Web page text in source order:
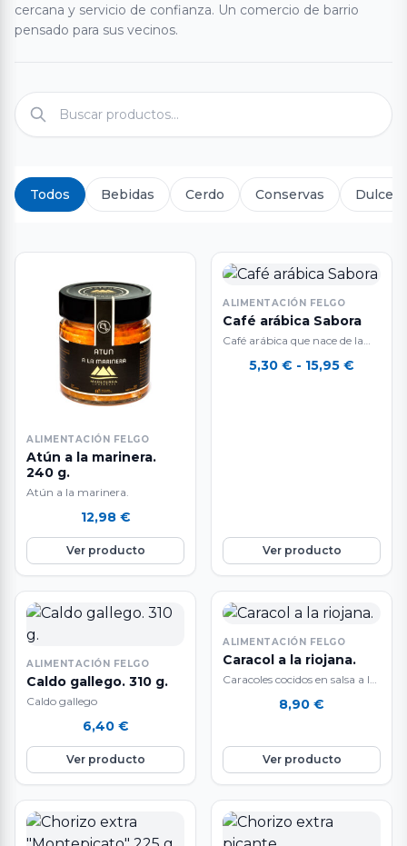
cercana y servicio de confianza. Un comercio de barrio
pensado para sus vecinos.
Todos Bebidas Cerdo Conservas Dulces
ALIMENTACIÓN FELGO
Atún a la marinera.
240 g.
Atún a la marinera.
12,98 €
Ver producto
ALIMENTACIÓN FELGO
Café arábica Sabora
Café arábica que nace de la
de Colombia, Brasil y…
5,30 € - 15,95 €
Ver producto
ALIMENTACIÓN FELGO
Caldo gallego. 310 g.
Caldo gallego
6,40 €
Ver producto
ALIMENTACIÓN FELGO
Caracol a la riojana.
Caracoles cocidos en salsa a la
salsa de tomate un poco…
8,90 €
Ver producto